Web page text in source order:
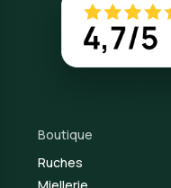
Boutique
Ruches